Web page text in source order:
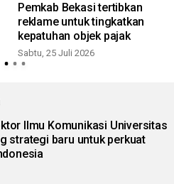
Pemkab Bekasi tertibkan
reklame untuk tingkatkan
kepatuhan objek pajak
Sabtu, 25 Juli 2026
Ilmu Komunikasi Universitas
strategi baru untuk perkuat